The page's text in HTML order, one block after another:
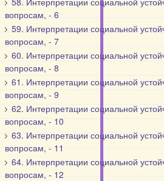
вопросам, - 6
59. Интерпретации социальной
вопросам, - 7
60. Интерпретации социальной
вопросам, - 8
61. Интерпретации социальной
вопросам, - 9
62. Интерпретации социальной
вопросам, - 10
63. Интерпретации социальной
вопросам, - 11
64. Интерпретации социальной
вопросам, - 12